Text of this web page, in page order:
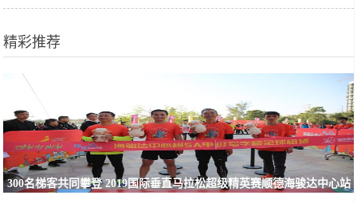
精彩推荐
300名梯客共同攀登 2019国际垂直马拉松超级精英赛顺德海骏达中心站